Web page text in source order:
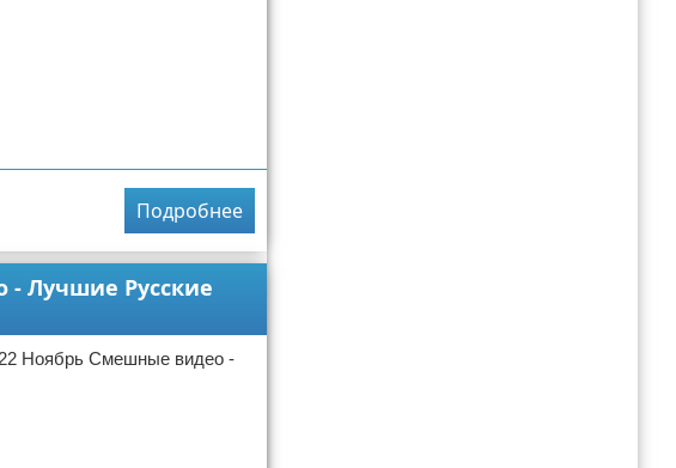
Подробнее
Лучшие Русские
Смешные видео -